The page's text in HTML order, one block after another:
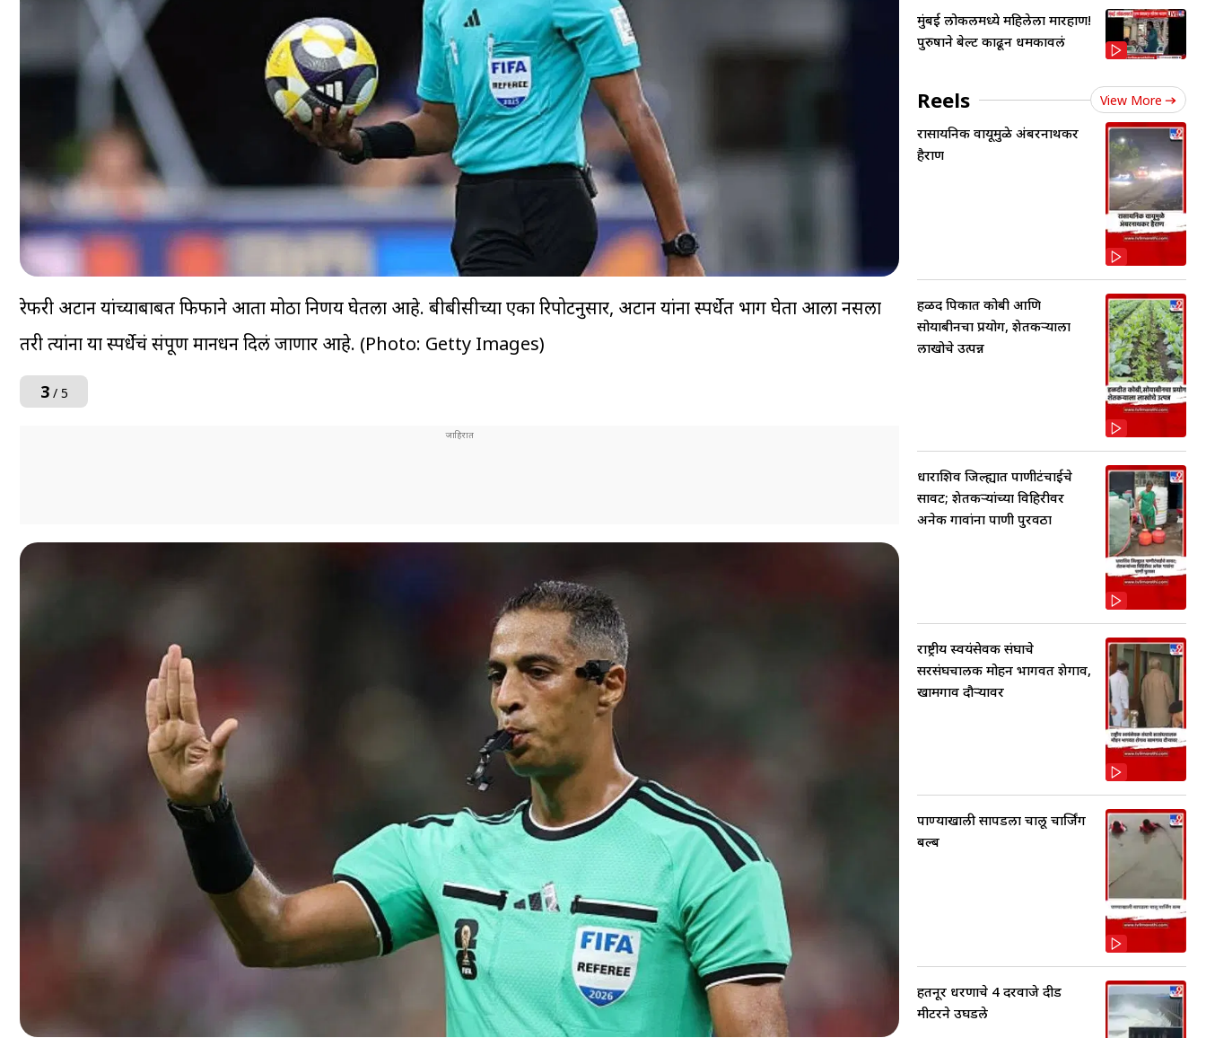
रेफरी अर्टान यांच्याबाबत फिफाने आता मोठा निर्णय घेतला आहे. बीबीसीच्या एका रिपोर्टनुसार, अर्टान यांना स्पर्धेत भाग घेता आला नसला
तरी त्यांना या स्पर्धेचं संपूर्ण मानधन दिलं जाणार आहे. (Photo: Getty Images)
3/ 5
मुंबई लोकलमध्ये महिलेला मारहाण!
पुरुषाने बेल्ट काढून धमकावलं
Reels View More
रासायनिक वायूमुळे अंबरनाथकर
हैराण
हळद पिकात कोबी आणि
सोयाबीनचा प्रयोग, शेतकर्‍याला
लाखोचे उत्पन्न
धाराशिव जिल्ह्यात पाणीटंचाईचे
सावट; शेतकऱ्यांच्या विहिरीवर
अनेक गावांना पाणी पुरवठा
राष्ट्रीय स्वयंसेवक संघाचे
सरसंघचालक मोहन भागवत शेगाव,
खामगाव दौऱ्यावर
पाण्याखाली सापडला चालू चार्जिंग
बल्ब
हतनूर धरणाचे 4 दरवाजे दीड
मीटरने उघडले